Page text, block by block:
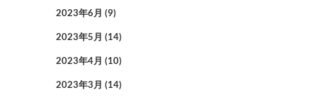
2023年6月 (9)
2023年5月 (14)
2023年4月 (10)
2023年3月 (14)